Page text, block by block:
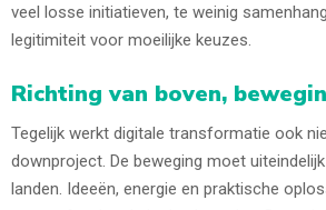
veel losse initiatieven, te weinig
legitimiteit voor moeilijke keuzes.
Richting van boven,
Tegelijk werkt digitale transformatie ook
downproject. De beweging moet
landen. Ideeën, energie en praktische